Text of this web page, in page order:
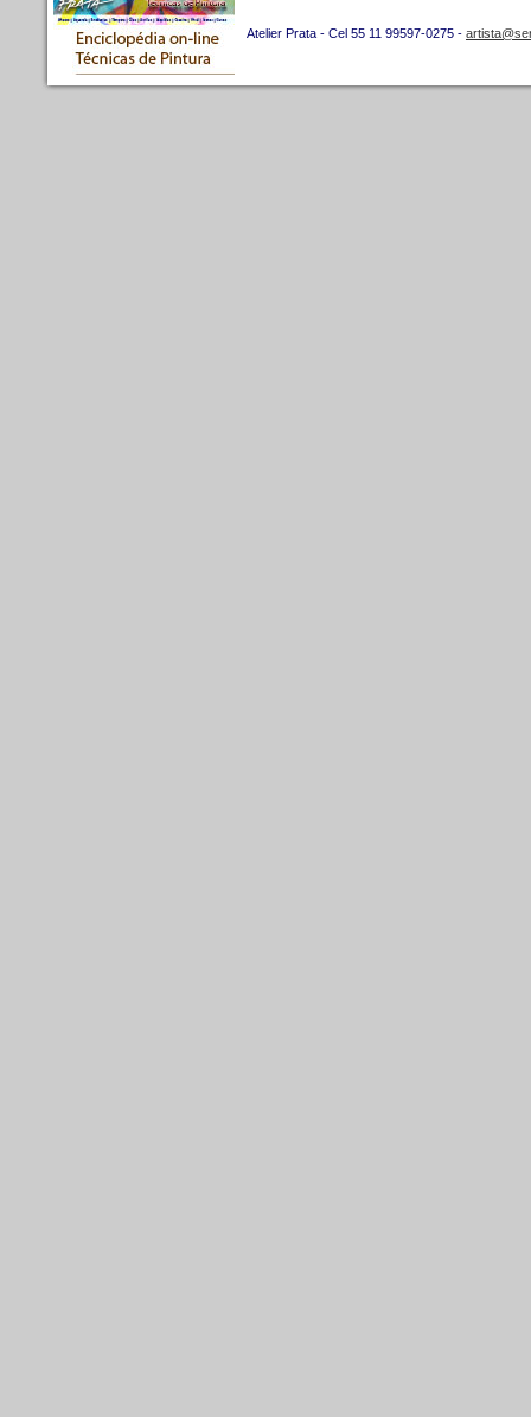
Atelier Prata - Cel 55 11 99597-0275 -